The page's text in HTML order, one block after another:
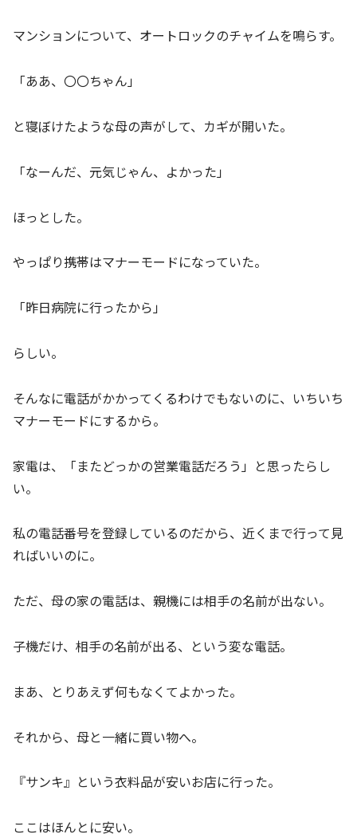
マンションについて、オートロックのチャイムを鳴らす。
「ああ、〇〇ちゃん」
と寝ぼけたような母の声がして、カギが開いた。
「なーんだ、元気じゃん、よかった」
ほっとした。
やっぱり携帯はマナーモードになっていた。
「昨日病院に行ったから」
らしい。
そんなに電話がかかってくるわけでもないのに、いちいち
マナーモードにするから。
家電は、「またどっかの営業電話だろう」と思ったらし
い。
私の電話番号を登録しているのだから、近くまで行って見
ればいいのに。
ただ、母の家の電話は、親機には相手の名前が出ない。
子機だけ、相手の名前が出る、という変な電話。
まあ、とりあえず何もなくてよかった。
それから、母と一緒に買い物へ。
『サンキ』という衣料品が安いお店に行った。
ここはほんとに安い。